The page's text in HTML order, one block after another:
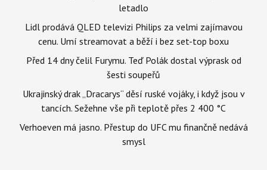
letadlo
Lidl prodává QLED televizi Philips za velmi zajímavou
cenu. Umí streamovat a běží i bez set-top boxu
Před 14 dny čelil Furymu. Teď Polák dostal výprask od
šesti soupeřů
Ukrajinský drak „Dracarys“ děsí ruské vojáky, i když jsou v
tancích. Sežehne vše při teplotě přes 2 400 °C
Verhoeven má jasno. Přestup do UFC mu finančně nedává
smysl